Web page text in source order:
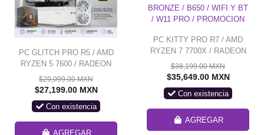
PC GLITCH PRO R5 / AMD
RYZEN 5 7600 / RADEON
RX 9060 XT 16G / 24GB
RAM DDR5 / 1TB SSD
TORRE / FUENTE 700W 80+
BRONZE / W11 PRO /
PROMOCION
$29,099.00 MXN
$27,199.00 MXN
Con existencia
AGREGAR
PC KITTY PRO R7 / AMD
RYZEN 7 7700X / RADEON
RX 9060 XT 16GB / 32GB
RAM DDR5 / 1TB SSD
240MM / FUENTE 700W 80+
BRONZE / B650 / WIFI Y BT
/ W11 PRO / PROMOCION
$38,199.00 MXN
$35,649.00 MXN
Con existencia
AGREGAR